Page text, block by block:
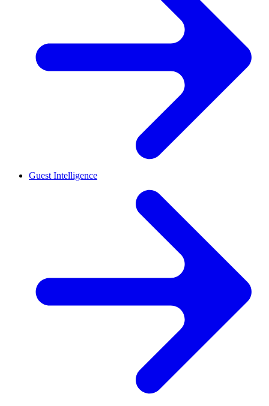
Guest Intelligence